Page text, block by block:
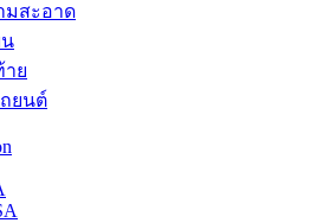
มสะอาด
น
าย
ยนต์